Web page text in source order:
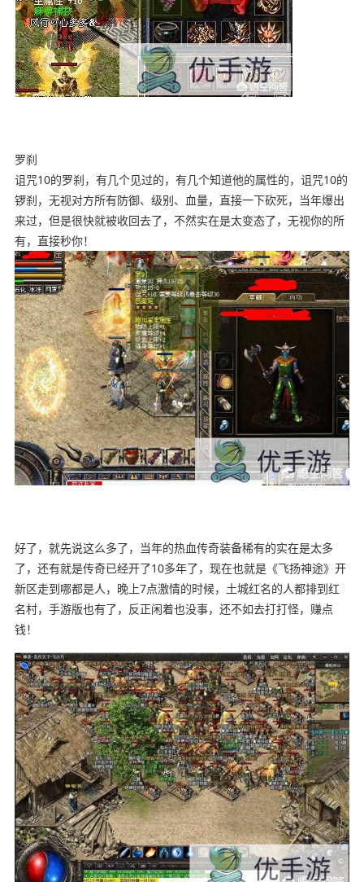
罗刹
诅咒10的罗刹，有几个见过的，有几个知道他的属性的，诅咒10的
锣刹，无视对方所有防御、级别、血量，直接一下砍死，当年爆出
来过，但是很快就被收回去了，不然实在是太变态了，无视你的所
有，直接秒你！
好了，就先说这么多了，当年的热血传奇装备稀有的实在是太多
了，还有就是传奇已经开了10多年了，现在也就是《飞扬神途》开
新区走到哪都是人，晚上7点激情的时候，土城红名的人都排到红
名村，手游版也有了，反正闲着也没事，还不如去打打怪，赚点
钱！